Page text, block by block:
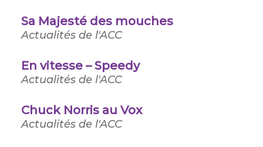
Sa Majesté des mouches
Actualités de l'ACC
En vitesse – Speedy
Actualités de l'ACC
Chuck Norris au Vox
Actualités de l'ACC